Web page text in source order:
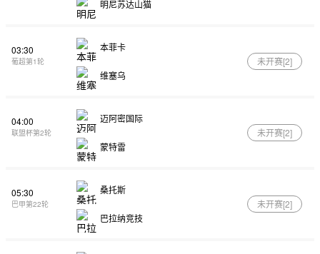
明尼苏达山猫
03:30
葡超第1轮
本菲卡
维塞乌
未开赛[2]
04:00
联盟杯第2轮
迈阿密国际
蒙特雷
未开赛[2]
05:30
巴甲第22轮
桑托斯
巴拉纳竞技
未开赛[2]